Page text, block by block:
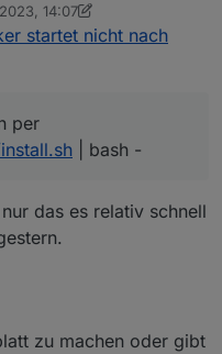
per
14:07
startet nicht nach
per
| bash -
das es relativ schnell
zu machen oder gibt